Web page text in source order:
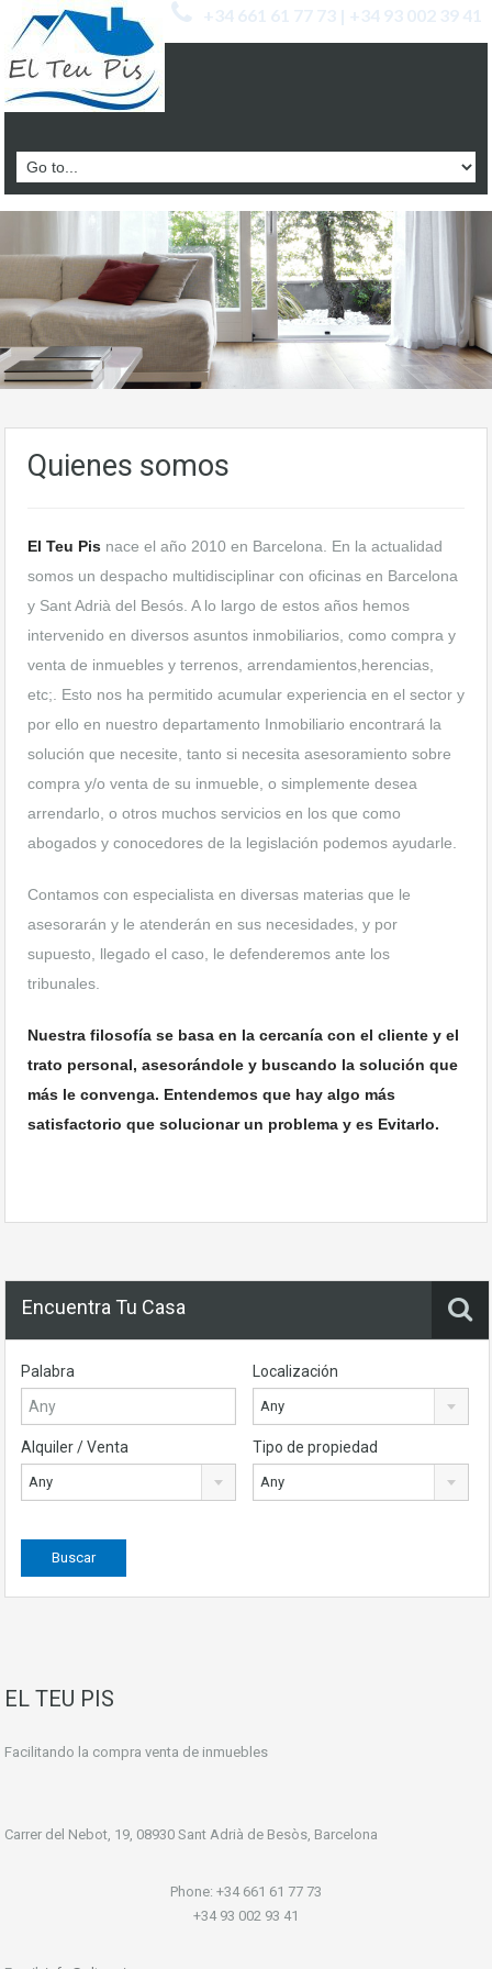
+34 661 61 77 73 | +34 93 002 39 41
Quienes somos
El Teu Pis nace el año 2010 en Barcelona. En la actualidad
somos un despacho multidisciplinar con oficinas en Barcelona
y Sant Adrià del Besós. A lo largo de estos años hemos
intervenido en diversos asuntos inmobiliarios, como compra y
venta de inmuebles y terrenos, arrendamientos,herencias,
etc;. Esto nos ha permitido acumular experiencia en el sector y
por ello en nuestro departamento Inmobiliario encontrará la
solución que necesite, tanto si necesita asesoramiento sobre
compra y/o venta de su inmueble, o simplemente desea
arrendarlo, o otros muchos servicios en los que como
abogados y conocedores de la legislación podemos ayudarle.
Contamos con especialista en diversas materias que le
asesorarán y le atenderán en sus necesidades, y por
supuesto, llegado el caso, le defenderemos ante los
tribunales.
Nuestra filosofía se basa en la cercanía con el cliente y el
trato personal, asesorándole y buscando la solución que
más le convenga. Entendemos que hay algo más
satisfactorio que solucionar un problema y es Evitarlo.
Encuentra Tu Casa
Palabra Localización
Any
Alquiler / Venta
Any
Tipo de propiedad
Any
EL TEU PIS
Facilitando la compra venta de inmuebles
Carrer del Nebot, 19, 08930 Sant Adrià de Besòs, Barcelona
Phone: +34 661 61 77 73
+34 93 002 93 41